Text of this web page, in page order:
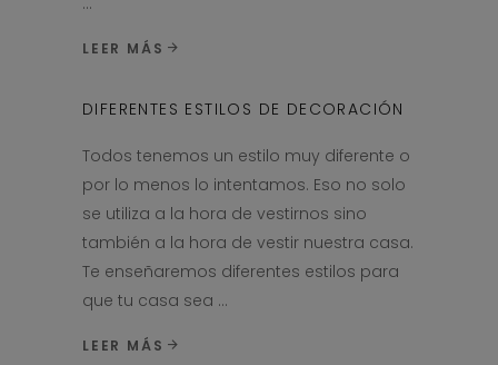
LEER MÁS
DIFERENTES ESTILOS DE DECORACIÓN
Todos tenemos un estilo muy diferente o
por lo menos lo intentamos. Eso no solo
se utiliza a la hora de vestirnos sino
también a la hora de vestir nuestra casa.
Te enseñaremos diferentes estilos para
que tu casa sea
LEER MÁS